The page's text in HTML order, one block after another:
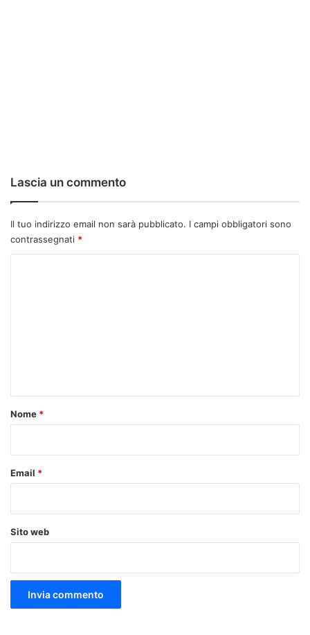
Lascia un commento
Il tuo indirizzo email non sarà pubblicato. I campi obbligatori sono
contrassegnati *
o
Nome *
Email *
Sito web